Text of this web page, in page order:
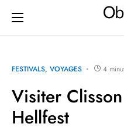
FESTIVALS VOYAGES 4
Visiter
Hellfest